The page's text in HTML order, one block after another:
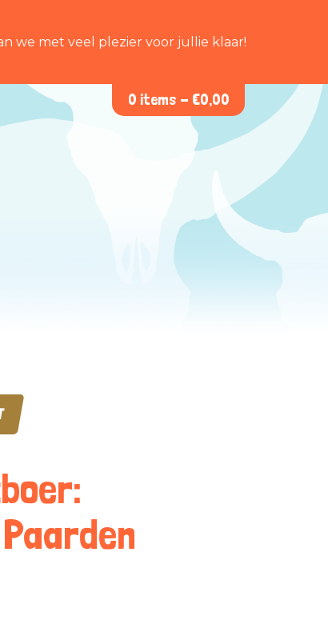
we met veel plezier voor jullie klaar!
0 items - €0,00